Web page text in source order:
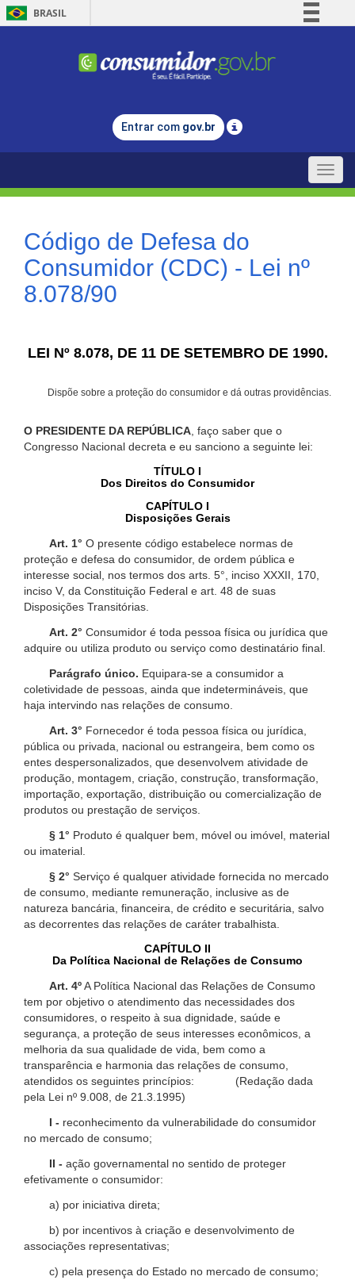
BRASIL
Comunica BR
Legislação
Entrar com gov.br
Toggle
Código de Defesa do
Consumidor (CDC) - Lei nº
8.078/90
LEI Nº 8.078, DE 11 DE SETEMBRO DE 1990.
Dispõe sobre a proteção do consumidor e dá outras providências.
O PRESIDENTE DA REPÚBLICA , faço saber que o
Congresso Nacional decreta e eu sanciono a seguinte lei:
TÍTULO I
Dos Direitos do Consumidor
CAPÍTULO I
Disposições Gerais
Art. 1° O presente código estabelece normas de
proteção e defesa do consumidor, de ordem pública e
interesse social, nos termos dos arts. 5°, inciso XXXII, 170,
inciso V, da Constituição Federal e art. 48 de suas
Disposições Transitórias.
Art. 2° Consumidor é toda pessoa física ou jurídica que
adquire ou utiliza produto ou serviço como destinatário final.
Parágrafo único. Equipara-se a consumidor a
coletividade de pessoas, ainda que indetermináveis, que
haja intervindo nas relações de consumo.
Art. 3° Fornecedor é toda pessoa física ou jurídica,
pública ou privada, nacional ou estrangeira, bem como os
entes despersonalizados, que desenvolvem atividade de
produção, montagem, criação, construção, transformação,
importação, exportação, distribuição ou comercialização de
produtos ou prestação de serviços.
§ 1° Produto é qualquer bem, móvel ou imóvel, material
ou imaterial.
§ 2° Serviço é qualquer atividade fornecida no mercado
de consumo, mediante remuneração, inclusive as de
natureza bancária, financeira, de crédito e securitária, salvo
as decorrentes das relações de caráter trabalhista.
CAPÍTULO II
Da Política Nacional de Relações de Consumo
Art. 4ºA Política Nacional das Relações de Consumo
tem por objetivo o atendimento das necessidades dos
consumidores, o respeito à sua dignidade, saúde e
segurança, a proteção de seus interesses econômicos, a
melhoria da sua qualidade de vida, bem como a
transparência e harmonia das relações de consumo,
atendidos os seguintes princípios: (Redação dada
pela Lei nº 9.008, de 21.3.1995)
I - reconhecimento da vulnerabilidade do consumidor
no mercado de consumo;
II - ação governamental no sentido de proteger
efetivamente o consumidor:
a) por iniciativa direta;
b) por incentivos à criação e desenvolvimento de
associações representativas;
c) pela presença do Estado no mercado de consumo;